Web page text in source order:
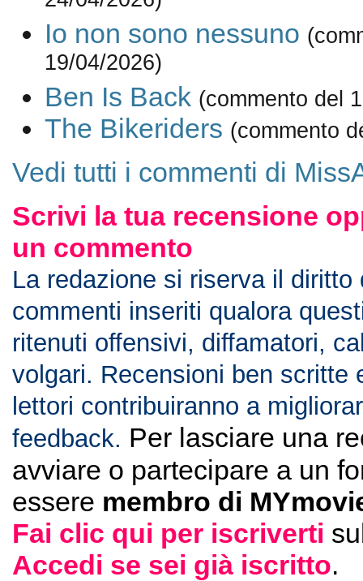
Io non sono nessuno
19/04/2026)
Ben Is Back (commento del
The Bikeriders (commento
Vedi tutti i commenti di
Scrivi la tua recensione
un commento
La redazione si riserva il diritto
commenti inseriti qualora
ritenuti offensivi, diffamatori,
volgari. Recensioni ben scritte
lettori contribuiranno a
feedback. Per lasciare una
avviare o partecipare a un
essere membro di
Fai clic qui per iscriverti
Accedi se sei già iscritto.